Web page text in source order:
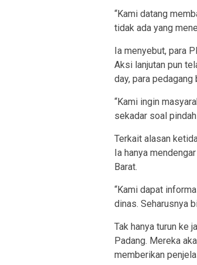
“Kami datang
tidak ada yang
Ia menyebut, para
Aksi lanjutan pun
day, para pedagang
“Kami ingin
sekadar soal
Terkait alasan
Ia hanya
Barat.
“Kami dapat
dinas. Seharusnya
Tak hanya turun ke
Padang. Mereka
memberikan